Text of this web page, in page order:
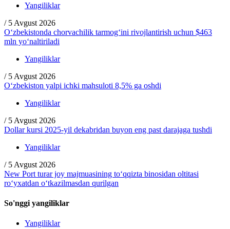
Yangiliklar
/ 5 Avgust 2026
O‘zbekistonda chorvachilik tarmog‘ini rivojlantirish uchun $463
mln yo‘naltiriladi
Yangiliklar
/ 5 Avgust 2026
O‘zbekiston yalpi ichki mahsuloti 8,5% ga oshdi
Yangiliklar
/ 5 Avgust 2026
Dollar kursi 2025-yil dekabridan buyon eng past darajaga tushdi
Yangiliklar
/ 5 Avgust 2026
New Port turar joy majmuasining to‘qqizta binosidan oltitasi
ro‘yxatdan o‘tkazilmasdan qurilgan
So'nggi yangiliklar
Yangiliklar